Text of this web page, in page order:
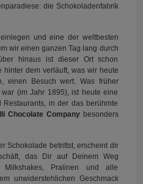
die Schokoladenfabrik
und eine der weltbesten
wir einen ganzen Tag lang durch
hinaus ist dieser Ort schon
hinter dem verläuft, was wir heute
einen Besuch wert. Was früher
(im Jahr 1895), ist heute eine
in der das berühmte
Chocolate Company besonders
Schokolade betrittst, erscheint dir
das Dir auf Deinem Weg
Milkshakes, Pralinen und alle
unwiderstehlichen Geschmack